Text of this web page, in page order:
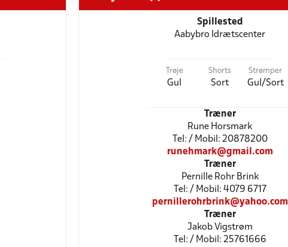
Spillested
Aabybro Idrætscenter
Trøje
Gul
Shorts
Sort
Strømper
Gul/Sort
Træner
Rune Horsmark
Tel: / Mobil: 20878200
runehmark@gmail.com
Træner
Pernille Rohr Brink
Tel: / Mobil: 4079 6717
pernillerohrbrink@yahoo.com
Træner
Jakob Vigstrøm
Tel: / Mobil: 25761666